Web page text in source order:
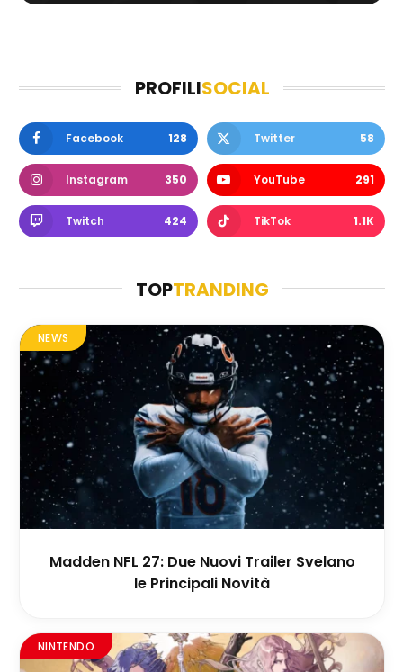
PROFILISOCIAL
Facebook 128 Twitter 58
Instagram 350 YouTube 291
Twitch 424 TikTok 1.1K
TOPTRANDING
NEWS
Madden NFL 27: Due Nuovi Trailer Svelano
le Principali Novità
NINTENDO